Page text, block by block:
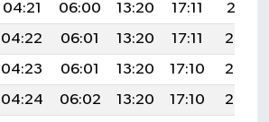
04:21 06:00 13:20 17:11
20:31
04:22 06:01 13:20 17:11
20:30
04:23 06:01 13:20 17:10
20:29
04:24 06:02 13:20 17:10
20:28